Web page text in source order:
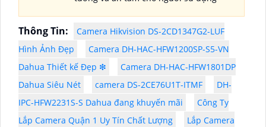
Thông Tin:
Camera Hikvision DS-2CD1347G2-LUF
Hình Ảnh Đẹp
Camera DH-HAC-HFW1200SP-S5-VN
Dahua Thiết kế Đẹp ❇
Camera DH-HAC-HFW1801DP
Dahua Siêu Nét
camera DS-2CE76U1T-ITMF
DH-
IPC-HFW2231S-S Dahua đang khuyến mãi
Công Ty
Lắp Camera Quận 1 Uy Tín Chất Lượng
Lắp Camera